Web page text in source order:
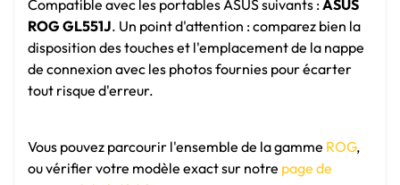
Compatible avec les portables ASUS suivants :ASUS
ROG GL551J. Un point d'attention : comparez bien la
disposition des touches et l'emplacement de la nappe
de connexion avec les photos fournies pour écarter
tout risque d'erreur.
Vous pouvez parcourir l'ensemble de la gamme ROG,
ou vérifier votre modèle exact sur notre page de